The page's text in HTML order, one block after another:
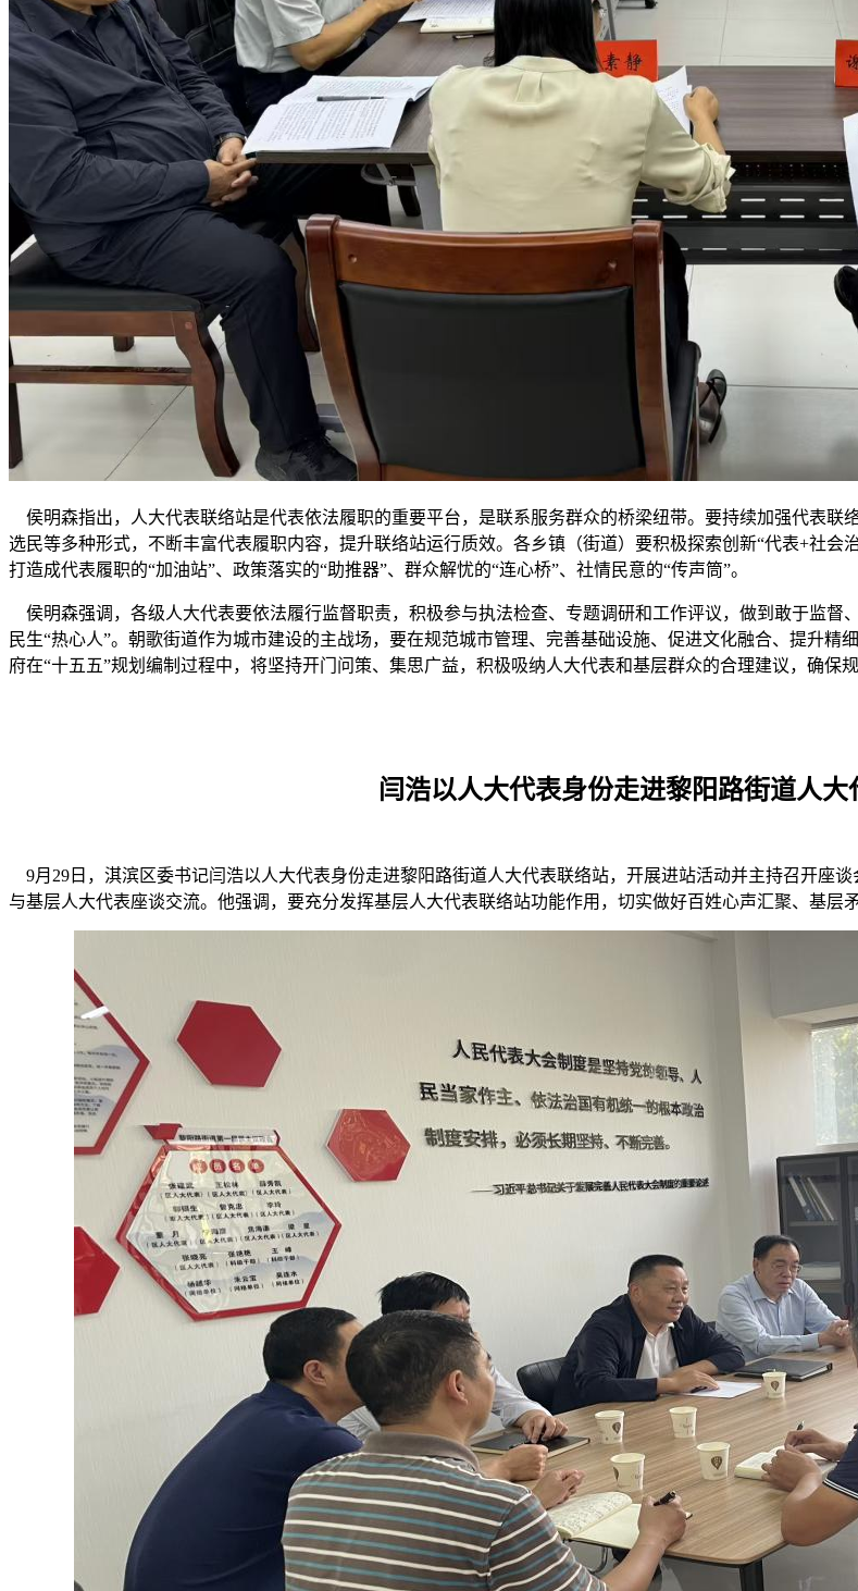
侯明森指出，人大代表联络站是代表依法履职的重要平台，是联系服务群众的桥梁纽带。要持续加强代表
选民等多种形式，不断丰富代表履职内容，提升联络站运行质效。各乡镇（街道）要积极探索创新“代表+社
打造成代表履职的“加油站”、政策落实的“助推器”、群众解忧的“连心桥”、社情民意的“传声筒”。
侯明森强调，各级人大代表要依法履行监督职责，积极参与执法检查、专题调研和工作评议，做到敢于监督
民生“热心人”。朝歌街道作为城市建设的主战场，要在规范城市管理、完善基础设施、促进文化融合、提升
府在“十五五”规划编制过程中，将坚持开门问策、集思广益，积极吸纳人大代表和基层群众的合理建议，确保
闫浩以人大代表身份走进黎阳路街道人
9月29日，淇滨区委书记闫浩以人大代表身份走进黎阳路街道人大代表联络站，开展进站活动并主持召开座
与基层人大代表座谈交流。他强调，要充分发挥基层人大代表联络站功能作用，切实做好百姓心声汇聚、基层